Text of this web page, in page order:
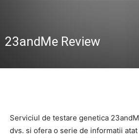
23andMe Review
Serviciul de testare genetica
dvs. si ofera o serie de informatii